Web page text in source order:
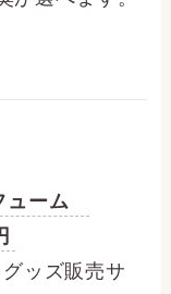
ューム
ッズ販売サ